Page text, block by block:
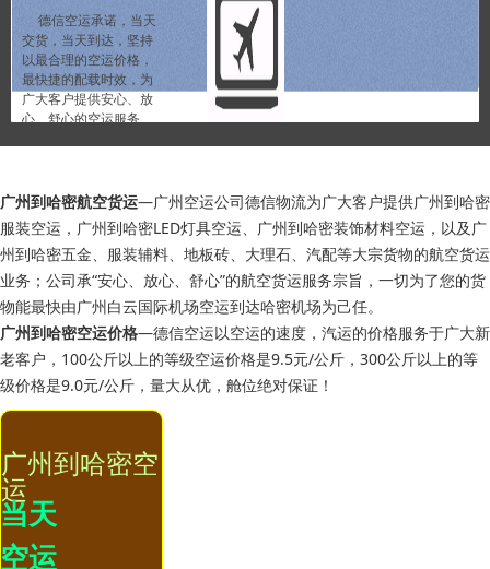
广州到哈密航空货运—广州空运公司德信物流为广大客户提供广州到哈密
服装空运，广州到哈密LED灯具空运、广州到哈密装饰材料空运，以及广
州到哈密五金、服装辅料、地板砖、大理石、汽配等大宗货物的航空货运
业务；公司承“安心、放心、舒心”的航空货运服务宗旨，一切为了您的货
物能最快由广州白云国际机场空运到达哈密机场为己任。
广州到哈密空运价格—德信空运以空运的速度，汽运的价格服务于广大新
老客户，100公斤以上的等级空运价格是9.5元/公斤，300公斤以上的等
级价格是9.0元/公斤，量大从优，舱位绝对保证！
德信空运承诺，当天
交货，当天到达，坚持
以最合理的空运价格，
最快捷的配载时效，为
广大客户提供安心、放
心、舒心的空运服务
广州到哈密空
运
当天
空运